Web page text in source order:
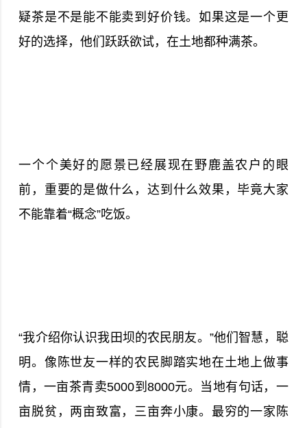
疑茶是不是能不能卖到好价钱。如果这是一个更
好的选择，他们跃跃欲试，在土地都种满茶。
一个个美好的愿景已经展现在野鹿盖农户的眼
前，重要的是做什么，达到什么效果，毕竟大家
不能靠着“概念”吃饭。
“我介绍你认识我田坝的农民朋友。”他们智慧，聪
明。像陈世友一样的农民脚踏实地在土地上做事
情，一亩茶青卖5000到8000元。当地有句话，一
亩脱贫，两亩致富，三亩奔小康。最穷的一家陈